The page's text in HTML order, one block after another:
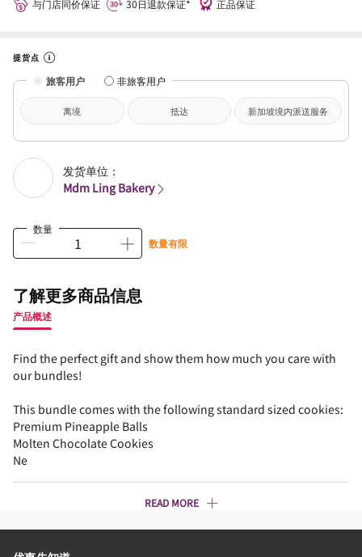
与门店同价保证 30日退款保证* 正品保证
提货点
旅客用户 非旅客用户
离境 抵达 新加坡境内派送服务
发货单位：
Mdm Ling Bakery
数量
数量有限
了解更多商品信息
产品概述
Find the perfect gift and show them how much you care with
our bundles!
This bundle comes with the following standard sized cookies:
Premium Pineapple Balls
Molten Chocolate Cookies
Ne
READ MORE